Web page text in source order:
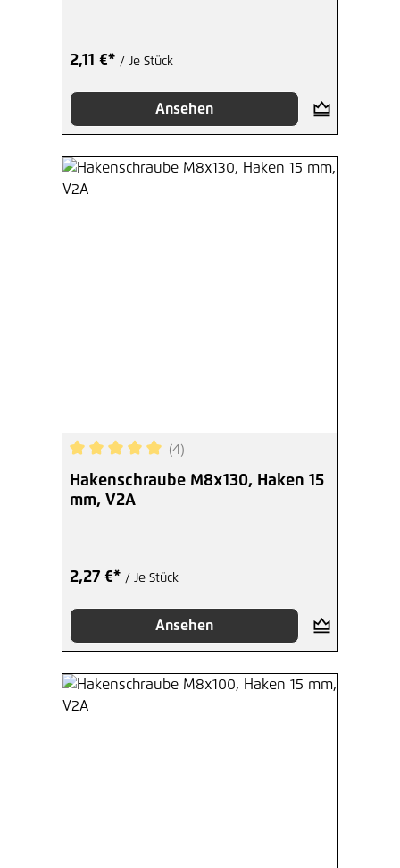
2,11 €* / Je Stück
Ansehen
Durchschnittliche Bewertung von 5 von 5
(4)
Hakenschraube M8x130, Haken 15
mm, V2A
2,27 €* / Je Stück
Ansehen